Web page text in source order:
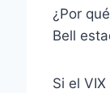
¿Por
Bell
Si el